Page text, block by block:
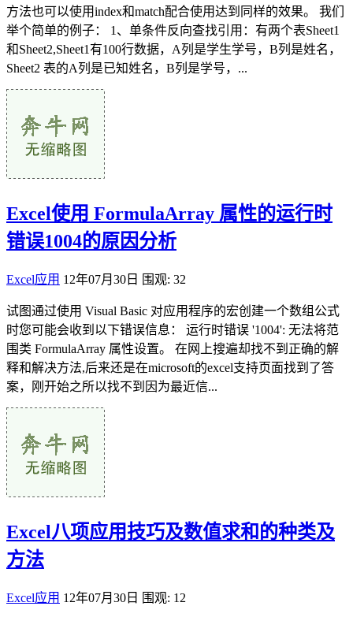
方法也可以使用index和match配合使用达到同样的效果。 我们
举个简单的例子： 1、单条件反向查找引用：有两个表Sheet1
和Sheet2,Sheet1有100行数据，A列是学生学号，B列是姓名，
Sheet2 表的A列是已知姓名，B列是学号，...
Excel使用 FormulaArray 属性的运行时
错误1004的原因分析
Excel应用 12年07月30日 围观: 32
试图通过使用 Visual Basic 对应用程序的宏创建一个数组公式
时您可能会收到以下错误信息： 运行时错误 '1004': 无法将范
围类 FormulaArray 属性设置。 在网上搜遍却找不到正确的解
释和解决方法,后来还是在microsoft的excel支持页面找到了答
案，刚开始之所以找不到因为最近信...
Excel八项应用技巧及数值求和的种类及
方法
Excel应用 12年07月30日 围观: 12